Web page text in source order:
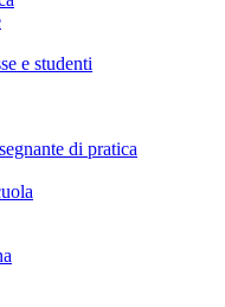
e studenti
di pratica